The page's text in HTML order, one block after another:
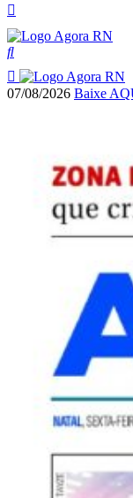
07/08/2026 Baixe